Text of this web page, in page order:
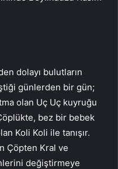
dolayı bulutların
günlerden bir gün;
olan Uç Uç kuyruğu
bez bir bebek
Koli Koli ile tanışır.
Çöpten Kral ve
değiştirmeye